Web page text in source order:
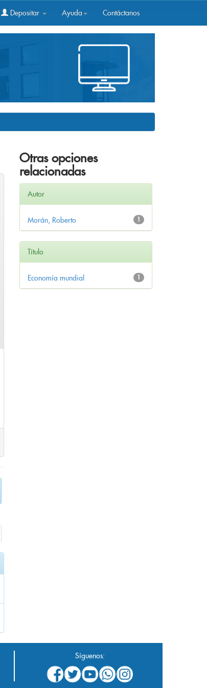
Depositar Ayuda Contáctanos
Otras opciones
relacionadas
Autor
1
Morán, Roberto
Título
1
Economía mundial
Síguenos: